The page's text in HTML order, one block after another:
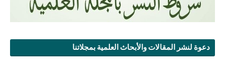
دعوة لنشر المقالات والأبحاث العلمية بمجلاتنا